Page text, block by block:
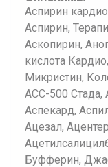
Аспирин
Аспирин,
Аскопирин,
кислота
Микристин,
АСС-500 Стада,
Аспекард,
Ацезал,
Буфферин,